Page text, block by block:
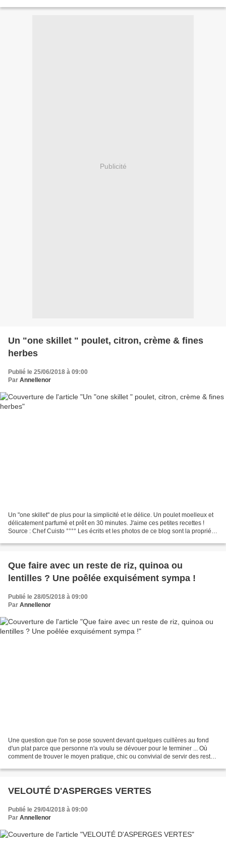
Publicité
Un "one skillet " poulet, citron, crème & fines
herbes
Publié le 25/06/2018 à 09:00
Par Annellenor
Un "one skillet" de plus pour la simplicité et le délice. Un poulet moelleux et
délicatement parfumé et prêt en 30 minutes. J'aime ces petites recettes !
Source : Chef Cuisto °°°° Les écrits et les photos de ce blog sont la propriété
Que faire avec un reste de riz, quinoa ou
lentilles ? Une poêlée exquisément sympa !
Publié le 28/05/2018 à 09:00
Par Annellenor
Une question que l'on se pose souvent devant quelques cuillères au fond
d'un plat parce que personne n'a voulu se dévouer pour le terminer ... Où
comment de trouver le moyen pratique, chic ou convivial de servir des restes
VELOUTÉ D'ASPERGES VERTES
Publié le 29/04/2018 à 09:00
Par Annellenor